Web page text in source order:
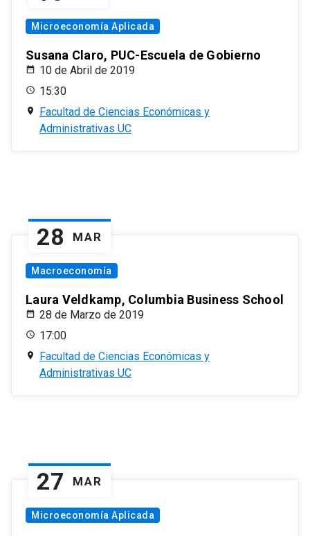
Microeconomía Aplicada
Susana Claro, PUC-Escuela de Gobierno
10 de Abril de 2019
15:30
Facultad de Ciencias Económicas y
Administrativas UC
28 MAR
Macroeconomía
Laura Veldkamp, Columbia Business School
28 de Marzo de 2019
17:00
Facultad de Ciencias Económicas y
Administrativas UC
27 MAR
Microeconomía Aplicada